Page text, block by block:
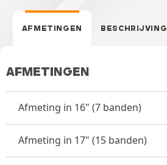
AFMETINGEN BESCHRIJVING
AFMETINGEN
Afmeting in 16" (7 banden)
Afmeting in 17" (15 banden)